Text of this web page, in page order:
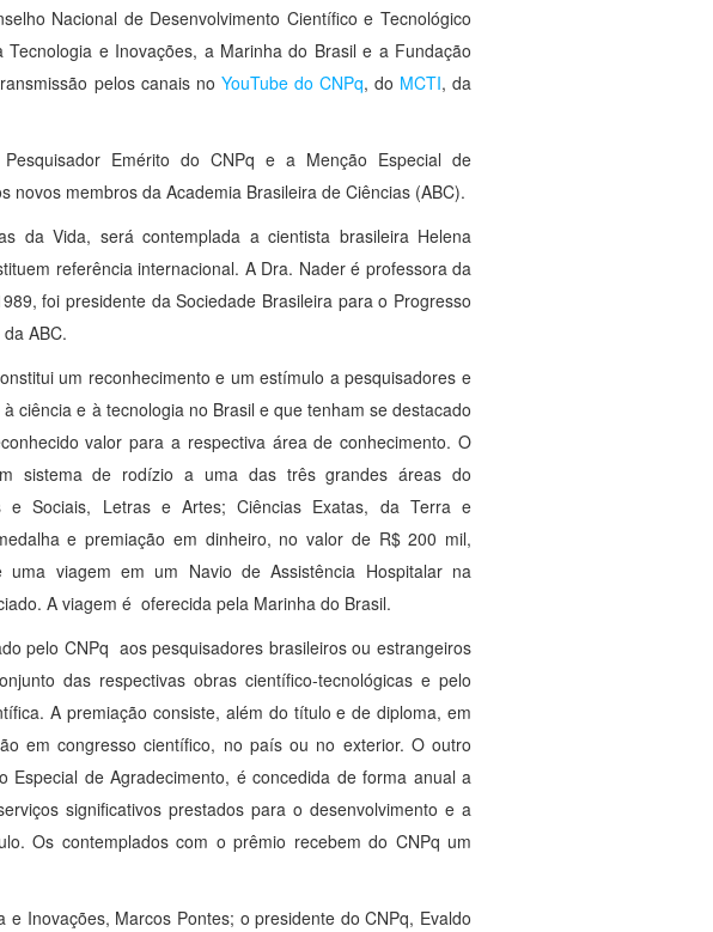
Nacional de Desenvolvimento Científico e Tecnológico
e Inovações, a Marinha do Brasil e a Fundação
pelos canais no YouTube do CNPq, do MCTI, da
Emérito do CNPq e a Menção Especial de
membros da Academia Brasileira de Ciências (ABC).
da Vida, será contemplada a cientista brasileira Helena
referência internacional. A Dra. Nader é professora da
foi presidente da Sociedade Brasileira para o Progresso
ABC.
um reconhecimento e um estímulo a pesquisadores e
ciência e à tecnologia no Brasil e que tenham se destacado
valor para a respectiva área de conhecimento. O
sistema de rodízio a uma das três grandes áreas do
e Sociais, Letras e Artes; Ciências Exatas, da Terra e
e premiação em dinheiro, no valor de R$ 200 mil,
viagem em um Navio de Assistência Hospitalar na
A viagem é oferecida pela Marinha do Brasil.
pelo CNPq aos pesquisadores brasileiros ou estrangeiros
das respectivas obras científico-tecnológicas e pelo
A premiação consiste, além do título e de diploma, em
em congresso científico, no país ou no exterior. O outro
de Agradecimento, é concedida de forma anual a
significativos prestados para o desenvolvimento e a
Os contemplados com o prêmio recebem do CNPq um
Inovações, Marcos Pontes; o presidente do CNPq, Evaldo